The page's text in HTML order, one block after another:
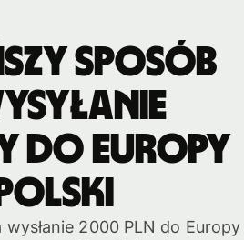
sposób
do Europy
2000 PLN do Europy